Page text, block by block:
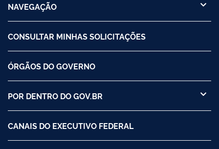
NAVEGAÇÃO
CONSULTAR MINHAS SOLICITAÇÕES
ÓRGÃOS DO GOVERNO
POR DENTRO DO GOV.BR
CANAIS DO EXECUTIVO FEDERAL